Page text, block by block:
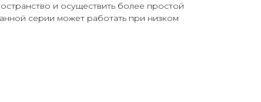
и осуществить более простой
серии может работать при низком